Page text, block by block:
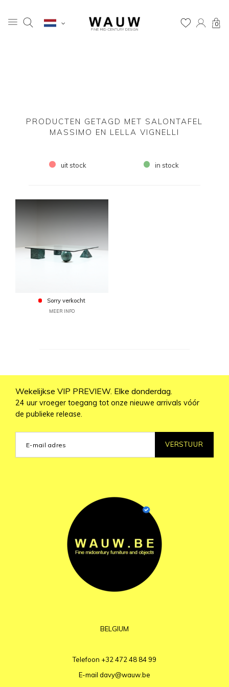
0
PRODUCTEN GETAGD MET SALONTAFEL
MASSIMO EN LELLA VIGNELLI
uit stock in stock
Sorry verkocht
MEER INFO
Wekelijkse VIP PREVIEW. Elke donderdag.
24 uur vroeger toegang tot onze nieuwe arrivals vóór
de publieke release.
VERSTUUR
BELGIUM
Telefoon +32 472 48 84 99
E-mail davy@wauw.be